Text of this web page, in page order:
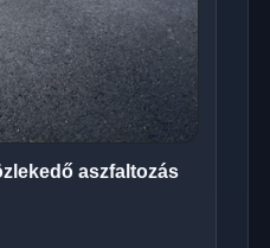
aszfaltozás